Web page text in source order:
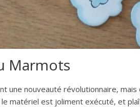
Marmots
une nouveauté révolutionnaire,
matériel est joliment exécuté, et